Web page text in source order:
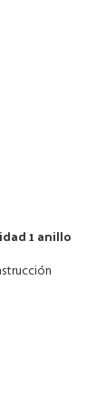
1 anillo